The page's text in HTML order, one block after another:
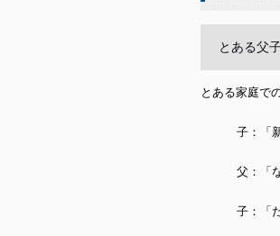
とある父
とある家庭で
子：「
父：「
子：「